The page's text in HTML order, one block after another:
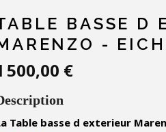
BASSE D
-
500,00 €
Table basse d exterieur